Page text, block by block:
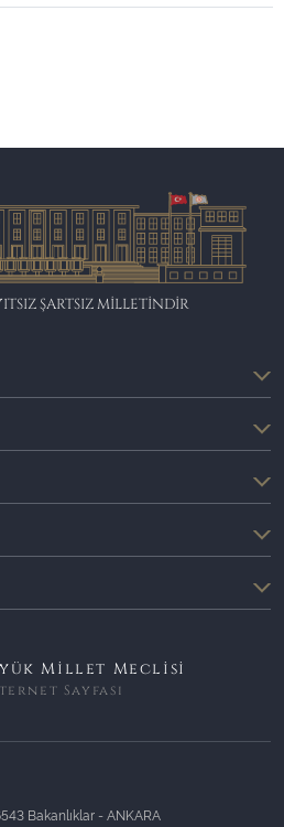
ŞARTSIZ MİLLETİNDİR
Millet Meclisi
Sayfası
Bakanlıklar - ANKARA